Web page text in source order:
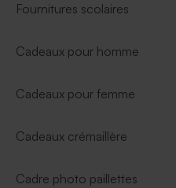
Fournitures scolaires
Cadeaux pour homme
Cadeaux pour femme
Cadeaux crémaillère
Cadre photo paillettes